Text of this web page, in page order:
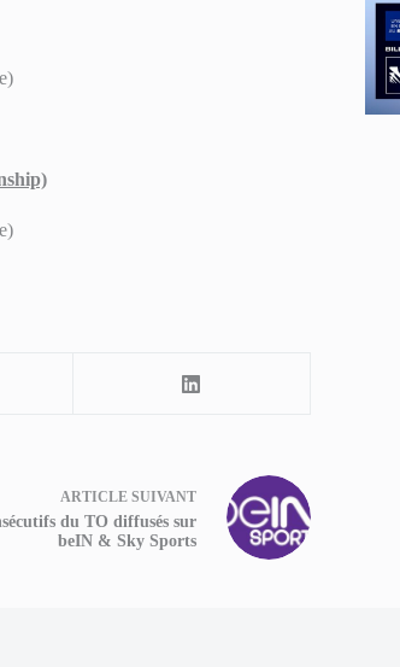
ARTICLESUIVANT
du TO diffusés sur
beIN & Sky Sports